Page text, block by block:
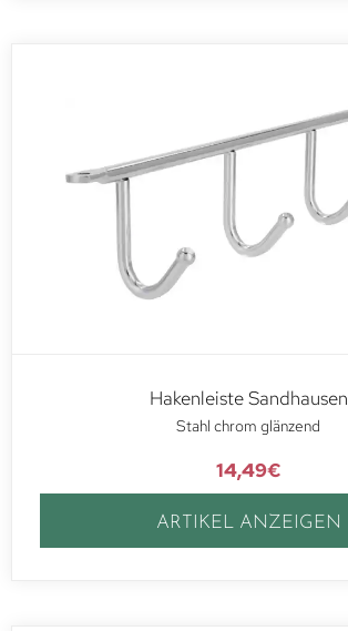
Hakenleiste Sandhausen
Stahl chrom glänzend
14,49€
ARTIKEL ANZEIGEN